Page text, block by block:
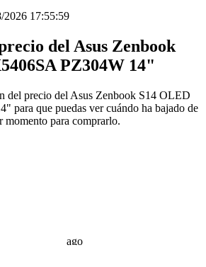
2026 17:55:59
del Asus Zenbook
PZ304W 14"
del precio del Asus Zenbook S14 OLED
para que puedas ver cuándo ha bajado de
momento para comprarlo.
ago